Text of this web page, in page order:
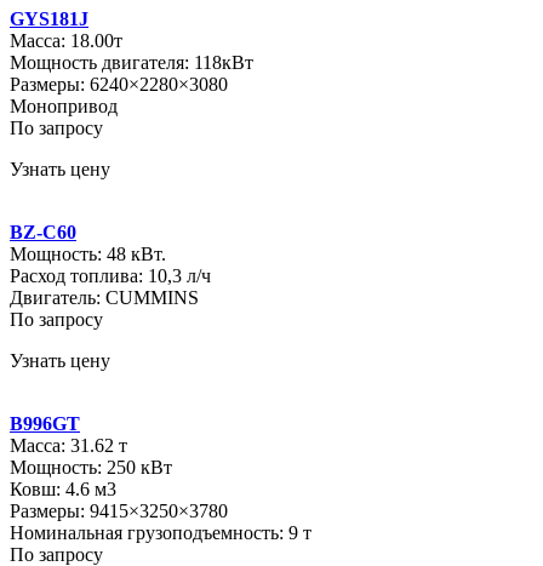
GYS181J
Масса: 18.00т
Мощность двигателя: 118кВт
Размеры: 6240×2280×3080
Монопривод
По запросу
Узнать цену
BZ-C60
Мощность: 48 кВт.
Расход топлива: 10,3 л/ч
Двигатель: CUMMINS
По запросу
Узнать цену
B996GT
Масса: 31.62 т
Мощность: 250 кВт
Ковш: 4.6 м3
Размеры: 9415×3250×3780
Номинальная грузоподъемность: 9 т
По запросу